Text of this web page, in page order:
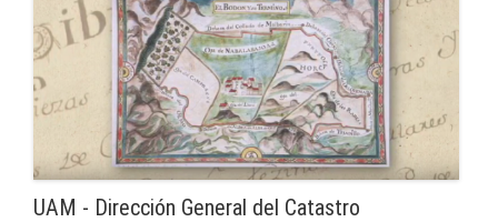
UAM - Dirección General del Catastro